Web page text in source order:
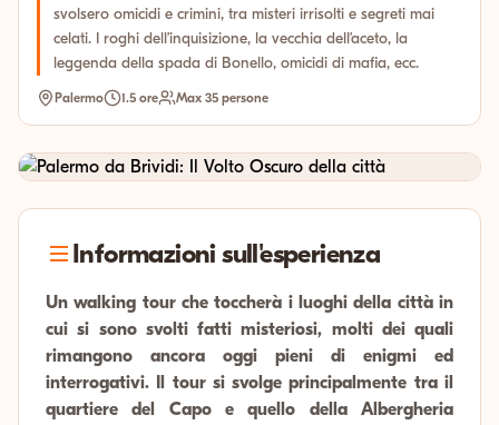
svolsero omicidi e crimini, tra misteri irrisolti e segreti mai
celati. I roghi dell’inquisizione, la vecchia dell’aceto, la
leggenda della spada di Bonello, omicidi di mafia, ecc.
Palermo 1.5 ore Max 35 persone
Informazioni sull'esperienza
Un walking tour che toccherà i luoghi della città in
cui si sono svolti fatti misteriosi, molti dei quali
rimangono ancora oggi pieni di enigmi ed
interrogativi. Il tour si svolge principalmente tra il
quartiere del Capo e quello della Albergheria